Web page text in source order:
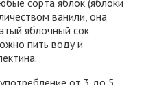
ванили, она
яблочный сок
пить воду и
от 3 до 5